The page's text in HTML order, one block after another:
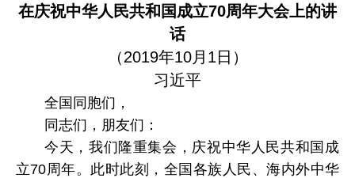
在庆祝中华人民共和国成立70周年大会上的讲
话
（2019年10月1日）
习近平
全国同胞们，
同志们，朋友们：
今天，我们隆重集会，庆祝中华人民共和国成
立70周年。此时此刻，全国各族人民、海内外中华